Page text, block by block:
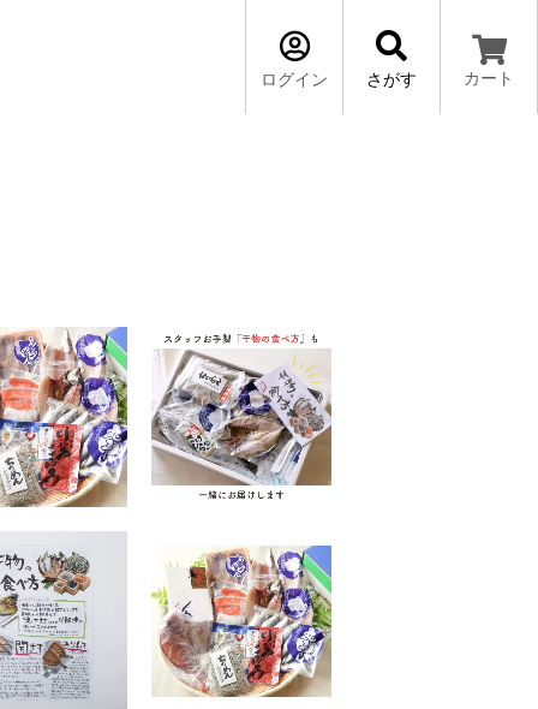
ログイン さがす カート